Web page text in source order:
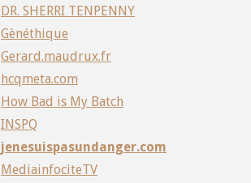
DR. SHERRI TENPENNY
Gènéthique
Gerard.maudrux.fr
hcqmeta.com
How Bad is My Batch
INSPQ
jenesuispasundanger.com
MediainfociteTV